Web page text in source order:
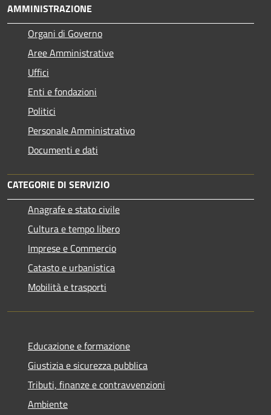
AMMINISTRAZIONE
Organi di Governo
Aree Amministrative
Uffici
Enti e fondazioni
Politici
Personale Amministrativo
Documenti e dati
CATEGORIE DI SERVIZIO
Anagrafe e stato civile
Cultura e tempo libero
Imprese e Commercio
Catasto e urbanistica
Mobilità e trasporti
Educazione e formazione
Giustizia e sicurezza pubblica
Tributi, finanze e contravvenzioni
Ambiente